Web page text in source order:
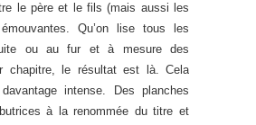
le père et le fils (mais aussi les
Qu’on lise tous les
ou au fur et à mesure des
chapitre, le résultat est là. Cela
intense. Des planches
à la renommée du titre et